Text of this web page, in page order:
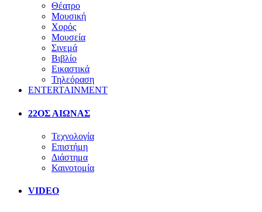
Θέατρο
Μουσική
Χορός
Μουσεία
Σινεμά
Βιβλίο
Εικαστικά
Τηλεόραση
ENTERTAINMENT
22ΟΣ ΑΙΩΝΑΣ
Τεχνολογία
Επιστήμη
Διάστημα
Καινοτομία
VIDEO